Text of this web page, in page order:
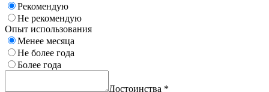
Рекомендую
Не рекомендую
Опыт использования
Менее месяца
Не более года
Более года
Достоинства *